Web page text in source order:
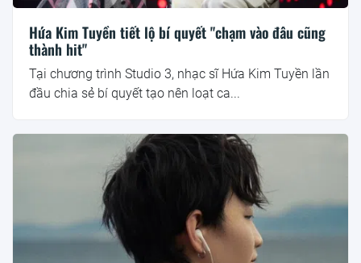
Hứa Kim Tuyền tiết lộ bí quyết "chạm vào đâu cũng
thành hit"
Tại chương trình Studio 3, nhạc sĩ Hứa Kim Tuyền lần
đầu chia sẻ bí quyết tạo nên loạt ca...